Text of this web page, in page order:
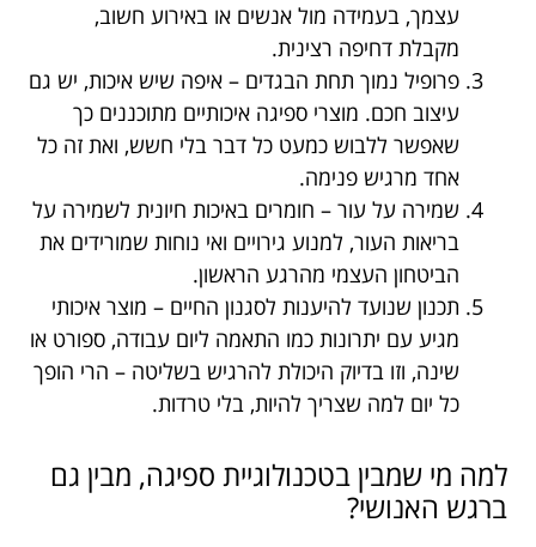
עצמך, בעמידה מול אנשים או באירוע חשוב,
מקבלת דחיפה רצינית.
פרופיל נמוך תחת הבגדים – איפה שיש איכות, יש גם
עיצוב חכם. מוצרי ספיגה איכותיים מתוכננים כך
שאפשר ללבוש כמעט כל דבר בלי חשש, ואת זה כל
אחד מרגיש פנימה.
שמירה על עור – חומרים באיכות חיונית לשמירה על
בריאות העור, למנוע גירויים ואי נוחות שמורידים את
הביטחון העצמי מהרגע הראשון.
תכנון שנועד להיענות לסגנון החיים – מוצר איכותי
מגיע עם יתרונות כמו התאמה ליום עבודה, ספורט או
שינה, וזו בדיוק היכולת להרגיש בשליטה – הרי הופך
כל יום למה שצריך להיות, בלי טרדות.
למה מי שמבין בטכנולוגיית ספיגה, מבין גם
ברגש האנושי?